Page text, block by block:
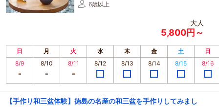
6歳以上
大人
5,800円～
日 月 火 水 木 金 土
日
8/9
8/10 8/11 8/12 8/13 8/14 8/15 8/16
【手作り和三盆体験】徳島の名産の和三盆を手作りしてみまし